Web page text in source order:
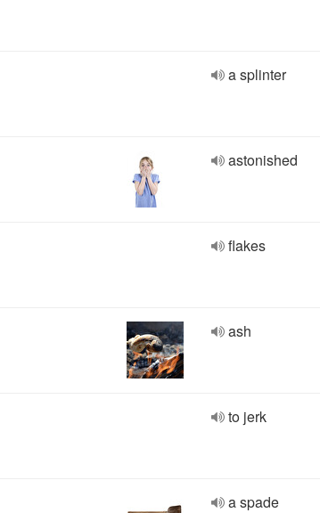
a splinter
astonished
flakes
ash
to jerk
a spade